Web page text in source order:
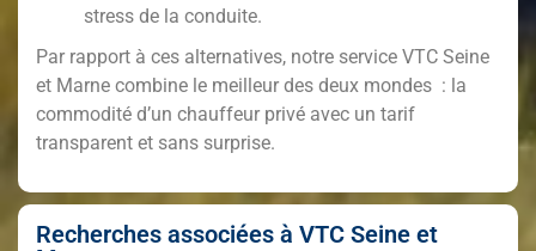
stress de la conduite.
Par rapport à ces alternatives, notre service VTC Seine
et Marne combine le meilleur des deux mondes : la
commodité d’un chauffeur privé avec un tarif
transparent et sans surprise.
Recherches associées à VTC Seine et